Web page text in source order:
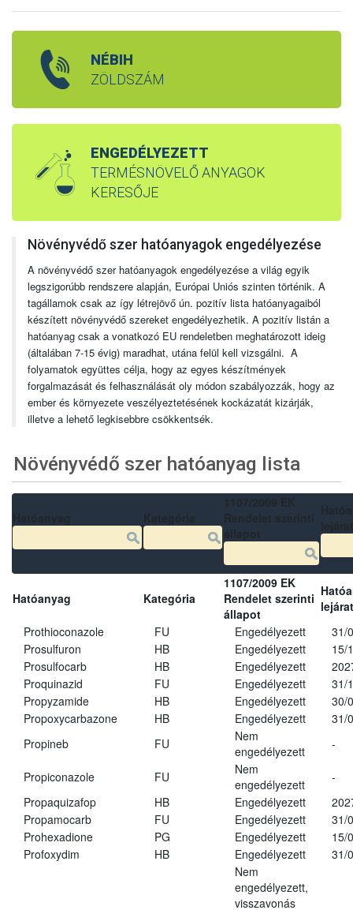
NÉBIH
ZÖLDSZÁM
ENGEDÉLYEZETT
TERMÉSNÖVELŐ ANYAGOK
KERESŐJE
Növényvédő szer hatóanyagok engedélyezése
A növényvédő szer hatóanyagok engedélyezése a világ egyik
legszigorúbb rendszere alapján, Európai Uniós szinten történik. A
tagállamok csak az így létrejövő ún. pozitív lista hatóanyagaiból
készített növényvédő szereket engedélyezhetik. A pozitív listán a
hatóanyag csak a vonatkozó EU rendeletben meghatározott ideig
(általában 7-15 évig) maradhat, utána felül kell vizsgálni. A
folyamatok együttes célja, hogy az egyes készítmények
forgalmazását és felhasználását oly módon szabályozzák, hogy az
ember és környezete veszélyeztetésének kockázatát kizárják,
illetve a lehető legkisebbre csökkentsék.
Növényvédő szer hatóanyag lista
Hatóanyag Kategória
1107/2009 EK
Rendelet szerinti
állapot
Prothioconazole
FU Engedélyezett
31/
Prosulfuron
HB Engedélyezett
15/
Prosulfocarb
HB Engedélyezett
Proquinazid
FU Engedélyezett
31/
Propyzamide
HB Engedélyezett
30/
Propoxycarbazone
HB Engedélyezett
31/
Propineb
FU
Nem
engedélyezett
-
Propiconazole FU
Nem
engedélyezett
-
Propaquizafop
HB Engedélyezett
Propamocarb
FU Engedélyezett
31/
Prohexadione
PG Engedélyezett
15/
Profoxydim
HB Engedélyezett 31/
Nem
engedélyezett,
visszavonás